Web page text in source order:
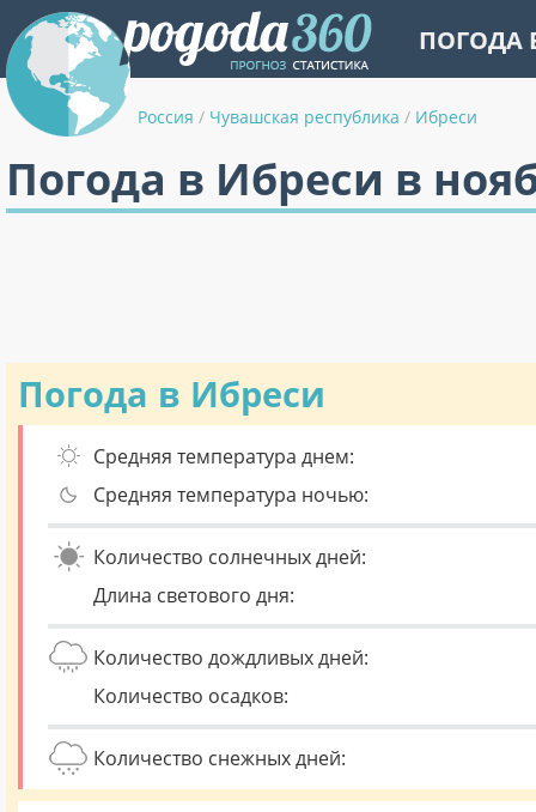
ПОГОДА
Россия / Чувашская республика / Ибреси
Погода в Ибреси в
Погода в Ибреси
Средняя температура днем:
Средняя температура ночью:
Количество солнечных дней:
Длина светового дня:
Количество дождливых дней:
Количество осадков:
Количество снежных дней: